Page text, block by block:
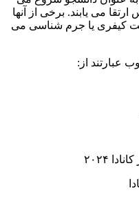
می یابند. برخی از آنها
کیفری یا جرم شناسی می
عبارتند از: